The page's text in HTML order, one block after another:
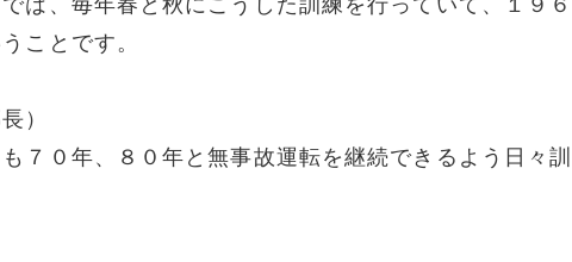
は、毎年春と秋にこうした訓練を行っていて、１９６
ことです。
）
７０年、８０年と無事故運転を継続できるよう日々訓